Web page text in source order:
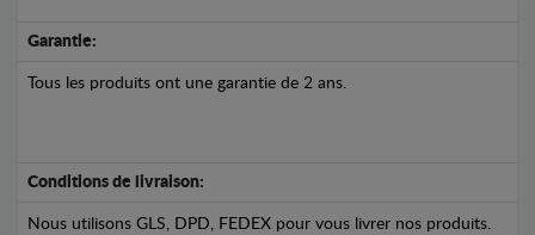
Garantie:
Tous les produits ont une garantie de 2 ans.
Conditions de livraison:
Nous utilisons GLS, DPD, FEDEX pour vous livrer nos produits.